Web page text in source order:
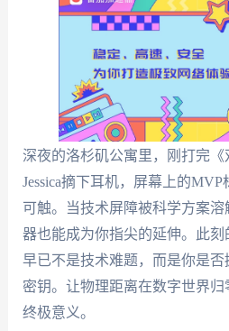
深夜的洛杉矶公寓里，刚打完
Jessica摘下耳机，屏幕上的
可触。当技术屏障被科学方案
器也能成为你指尖的延伸。此
早已不是技术难题，而是你是
密钥。让物理距离在数字世界
终极意义。